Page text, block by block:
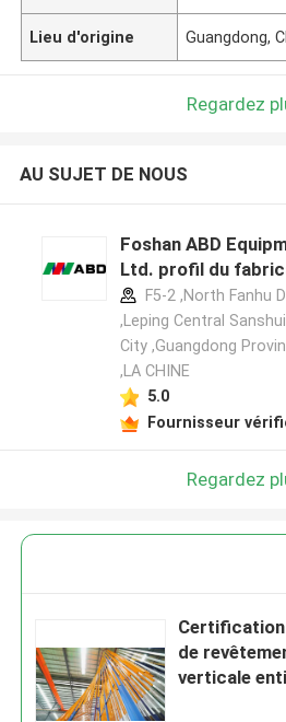
Laisser un
Nous vous
Lieu d'origine Guangdong,
Regardez
AU SUJET DE NOUS
Foshan ABD
Ltd. profil du
F5-2 ,North Fanhu
,Leping Central
City ,Guangdong
,LA CHINE
5.0
Fournisseur
Regardez
Certification
de
verticale